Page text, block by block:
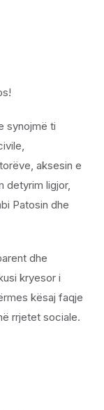
synojmë ti
aksesin e
detyrim ligjor,
Patosin dhe
dhe
kryesor i
kësaj faqje
rrjetet sociale.